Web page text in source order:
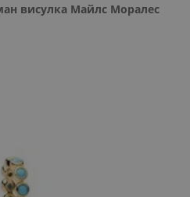
висулка Майлс Моралес